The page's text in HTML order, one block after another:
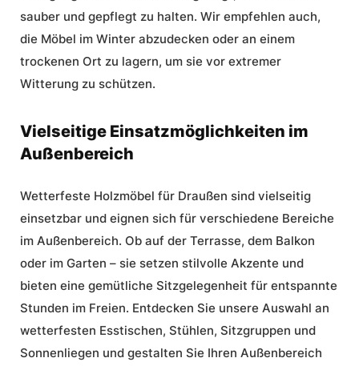
sauber und gepflegt zu halten. Wir empfehlen auch,
die Möbel im Winter abzudecken oder an einem
trockenen Ort zu lagern, um sie vor extremer
Witterung zu schützen.
Vielseitige Einsatzmöglichkeiten im
Außenbereich
Wetterfeste Holzmöbel für Draußen sind vielseitig
einsetzbar und eignen sich für verschiedene Bereiche
im Außenbereich. Ob auf der Terrasse, dem Balkon
oder im Garten – sie setzen stilvolle Akzente und
bieten eine gemütliche Sitzgelegenheit für entspannte
Stunden im Freien. Entdecken Sie unsere Auswahl an
wetterfesten Esstischen, Stühlen, Sitzgruppen und
Sonnenliegen und gestalten Sie Ihren Außenbereich